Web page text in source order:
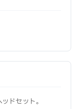
ドセット。